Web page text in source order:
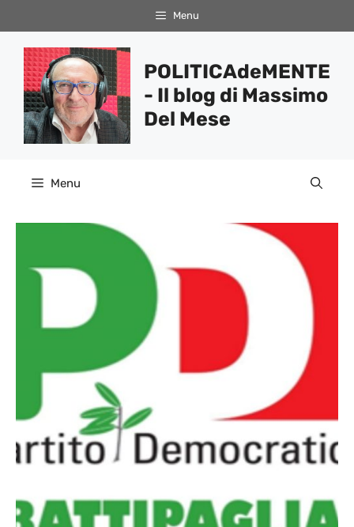
al
contenuto
Menu
POLITICAdeMENTE
- Il blog di Massimo
Del Mese
Menu